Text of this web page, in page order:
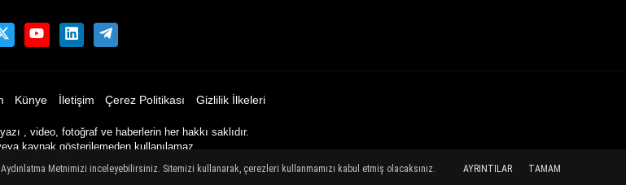
Künye İletişim Çerez Politikası Gizlilik İlkeleri
, video, fotoğraf ve haberlerin her hakkı saklıdır.
kaynak gösterilemeden kullanılamaz.
Metnimizi inceleyebilirsiniz. Sitemizi kullanarak, çerezleri kullanmamızı kabul etmiş olacaksınız. AYRINTILAR TAMAM